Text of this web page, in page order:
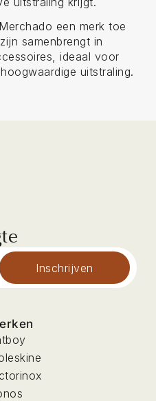
een merk toe
samenbrengt in
ideaal voor
uitstraling.
Inschrijven